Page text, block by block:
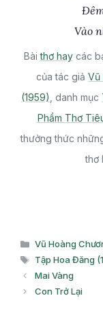
Vào
Bàithơ haycác
của tác giả Vũ
(1959) , danh mục
Phẩm Thơ
thưởng thức
thơ
Danh
mục
Vũ Hoàng
Thẻ
Tập Hoa Đăng
Mai Vàng
Con Trở Lại